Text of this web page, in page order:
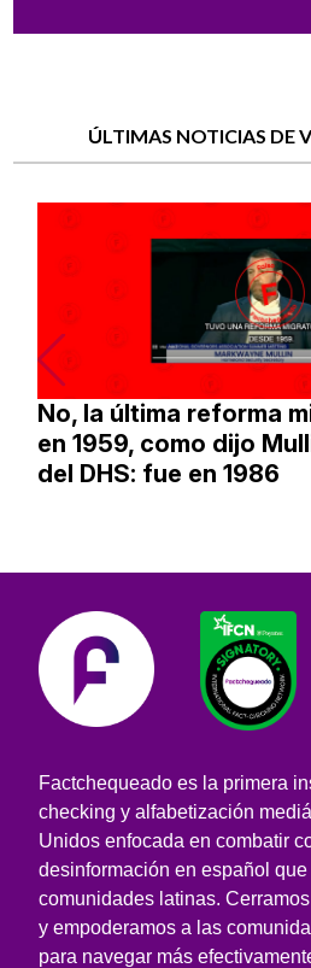
ÚLTIMAS NOTICIAS DE
No, la última reforma
en 1959, como dijo
del DHS: fue en 1986
Factchequeado es la primera
checking y alfabetización
Unidos enfocada en combatir
desinformación en español
comunidades latinas.
y empoderamos a las
para navegar más